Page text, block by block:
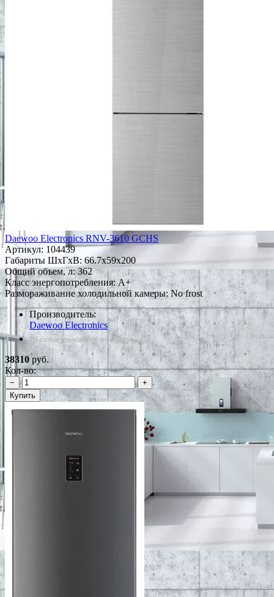
Daewoo Electronics RNV-3610 GCHS
Артикул: 104439
Габариты ШxГxВ: 66.7x59x200
Общий объем, л: 362
Класс энергопотребления: A+
Размораживание холодильной камеры: No frost
Производитель:
Daewoo Electronics
*Наличие уточняйте у менеджера
38310руб.
Кол-во:
−
+
Купить